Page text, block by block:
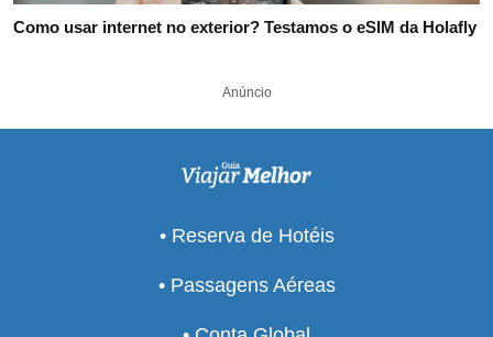
Como usar internet no exterior? Testamos o eSIM da Holafly
Anúncio
• Reserva de Hotéis
• Passagens Aéreas